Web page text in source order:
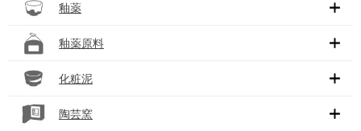
釉薬
釉薬原料
化粧泥
陶芸窯